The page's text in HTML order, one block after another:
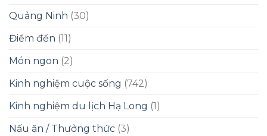
Quảng Ninh (30)
Điểm đến (11)
Món ngon (2)
Kinh nghiệm cuộc sống (742)
Kinh nghiệm du lịch Hạ Long (1)
Nấu ăn / Thưởng thức (3)